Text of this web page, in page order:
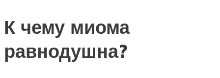
К чему миома
равнодушна?